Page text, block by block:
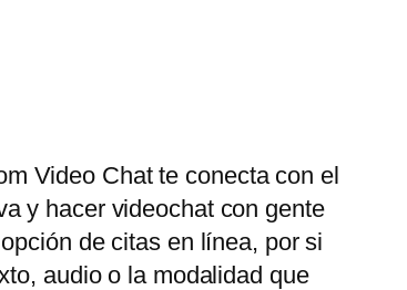
Video Chat te conecta con el
y hacer videochat con gente
de citas en línea, por si
audio o la modalidad que